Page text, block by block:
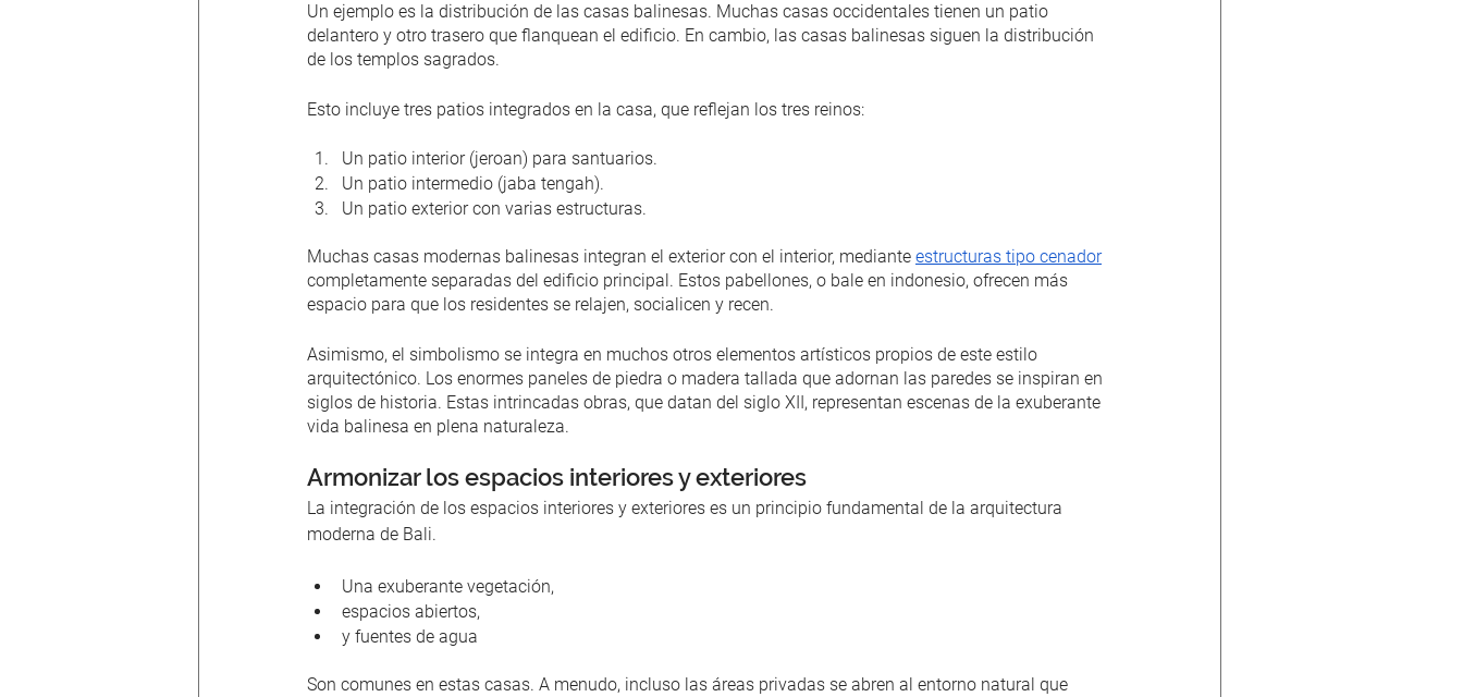
Un ejemplo es la distribución de las casas balinesas. Muchas casas occidentales tienen un patio
delantero y otro trasero que flanquean el edificio. En cambio, las casas balinesas siguen la distribución
de los templos sagrados.
Esto incluye tres patios integrados en la casa, que reflejan los tres reinos:
Un patio interior (jeroan) para santuarios.
Un patio intermedio (jaba tengah).
Un patio exterior con varias estructuras.
Muchas casas modernas balinesas integran el exterior con el interior, mediante estructuras tipo cenador
completamente separadas del edificio principal. Estos pabellones, o bale en indonesio, ofrecen más
espacio para que los residentes se relajen, socialicen y recen.
Asimismo, el simbolismo se integra en muchos otros elementos artísticos propios de este estilo
arquitectónico. Los enormes paneles de piedra o madera tallada que adornan las paredes se inspiran en
siglos de historia. Estas intrincadas obras, que datan del siglo XII, representan escenas de la exuberante
vida balinesa en plena naturaleza.
Armonizar los espacios interiores y exteriores
La integración de los espacios interiores y exteriores es un principio fundamental de la arquitectura
moderna de Bali.
Una exuberante vegetación,
espacios abiertos,
y fuentes de agua
Son comunes en estas casas. A menudo, incluso las áreas privadas se abren al entorno natural que